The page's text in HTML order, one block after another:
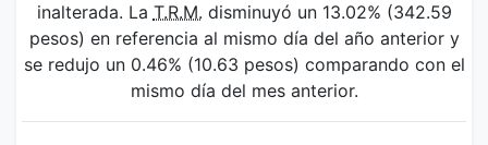
inalterada. La T.R.M. disminuyó un 13.02% (342.59
pesos) en referencia al mismo día del año anterior y
se redujo un 0.46% (10.63 pesos) comparando con el
mismo día del mes anterior.